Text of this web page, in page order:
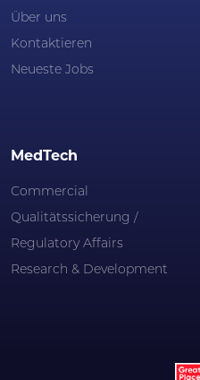
Über uns
Kontaktieren
Neueste Jobs
MedTech
Commercial
Qualitätssicherung /
Regulatory Affairs
Research & Development